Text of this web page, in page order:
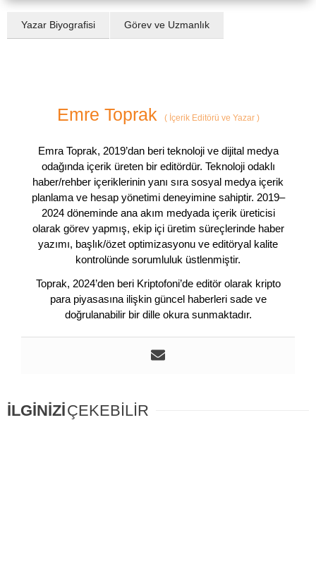
Yazar Biyografisi Görev ve Uzmanlık
Emre Toprak (İçerik Editörü ve Yazar )
Emra Toprak, 2019’dan beri teknoloji ve dijital medya
odağında içerik üreten bir editördür. Teknoloji odaklı
haber/rehber içeriklerinin yanı sıra sosyal medya içerik
planlama ve hesap yönetimi deneyimine sahiptir. 2019–
2024 döneminde ana akım medyada içerik üreticisi
olarak görev yapmış, ekip içi üretim süreçlerinde haber
yazımı, başlık/özet optimizasyonu ve editöryal kalite
kontrolünde sorumluluk üstlenmiştir.
Toprak, 2024’den beri Kriptofoni’de editör olarak kripto
para piyasasına ilişkin güncel haberleri sade ve
doğrulanabilir bir dille okura sunmaktadır.
İLGİNİZİÇEKEBİLİR